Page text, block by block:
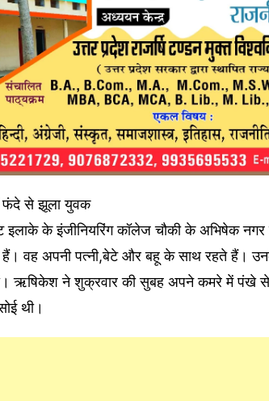
फंदे से झूला युवक
के इंजीनियरिंग कॉलेज चौकी के अभिषेक नगर
हैं। वह अपनी पत्नी,बेटे और बहू के साथ रहते हैं।
ऋषिकेश ने शुक्रवार की सुबह अपने कमरे में पंखे
थी।